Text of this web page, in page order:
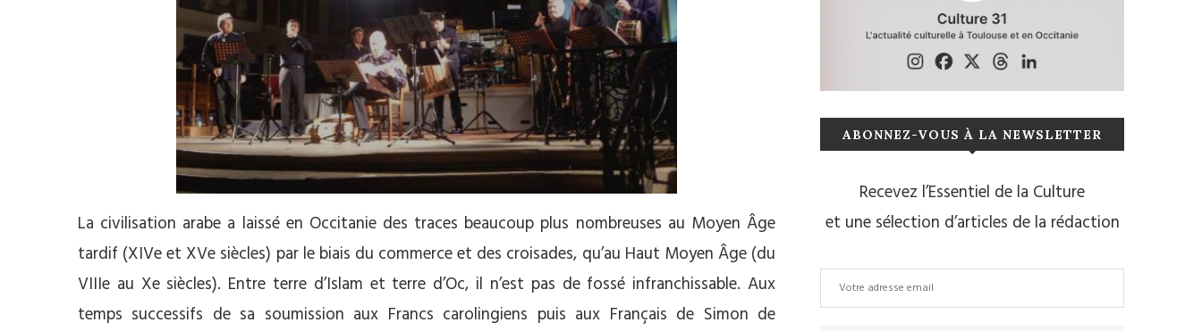
La civilisation arabe a laissé en Occitanie des traces beaucoup plus nombreuses au Moyen Âge
tardif (XIVe et XVe siècles) par le biais du commerce et des croisades, qu’au Haut Moyen Âge (du
VIIIe au Xe siècles). Entre terre d’Islam et terre d’Oc, il n’est pas de fossé infranchissable. Aux
temps successifs de sa soumission aux Francs carolingiens puis aux Français de Simon de
ABONNEZ-VOUS À LA NEWSLETTER
Recevez l’Essentiel de la Culture
et une sélection d’articles de la rédaction